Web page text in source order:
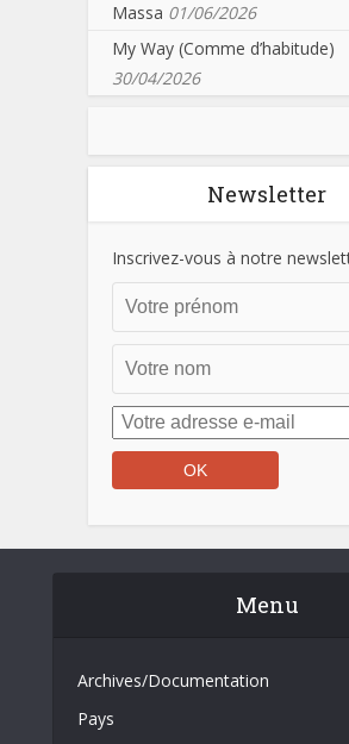
Massa 01/06/2026
My Way (Comme d’habitude)
30/04/2026
Newsletter
Inscrivez-vous à notre
Menu
Archives/Documentation
Pays